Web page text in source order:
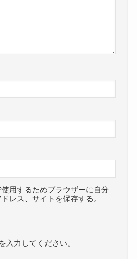
用するためブラウザーに自分
レス、サイトを保存する。
入力してください。